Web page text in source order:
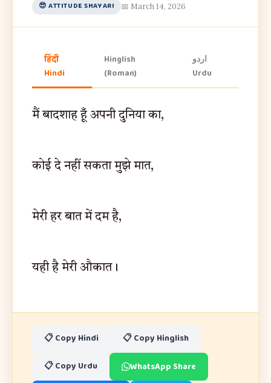
😎 ATTITUDE SHAYARI 📅 March 14, 2026
हिंदी
Hindi
Hinglish
(Roman)
اردو
Urdu
मैं बादशाह हूँ अपनी दुनिया का,
कोई दे नहीं सकता मुझे मात,
मेरी हर बात में दम है,
यही है मेरी औकात।
📋 Copy Hindi 📋 Copy Hinglish
📋 Copy Urdu WhatsApp Share